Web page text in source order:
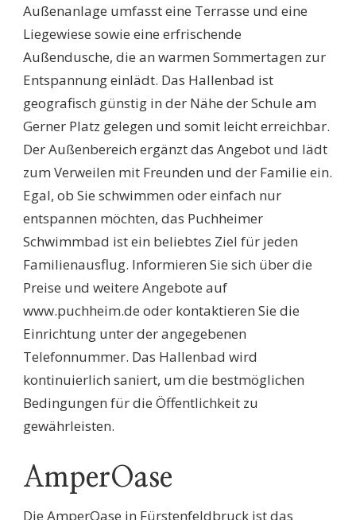
Außenanlage umfasst eine Terrasse und eine
Liegewiese sowie eine erfrischende
Außendusche, die an warmen Sommertagen zur
Entspannung einlädt. Das Hallenbad ist
geografisch günstig in der Nähe der Schule am
Gerner Platz gelegen und somit leicht erreichbar.
Der Außenbereich ergänzt das Angebot und lädt
zum Verweilen mit Freunden und der Familie ein.
Egal, ob Sie schwimmen oder einfach nur
entspannen möchten, das Puchheimer
Schwimmbad ist ein beliebtes Ziel für jeden
Familienausflug. Informieren Sie sich über die
Preise und weitere Angebote auf
www.puchheim.de oder kontaktieren Sie die
Einrichtung unter der angegebenen
Telefonnummer. Das Hallenbad wird
kontinuierlich saniert, um die bestmöglichen
Bedingungen für die Öffentlichkeit zu
gewährleisten.
AmperOase
Die AmperOase in Fürstenfeldbruck ist das